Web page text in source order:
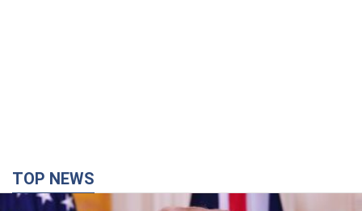
TOP NEWS